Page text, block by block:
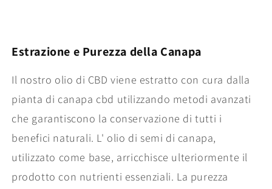
Estrazione e Purezza della Canapa
Il nostro olio di CBD viene estratto con cura dalla
pianta di canapa cbd utilizzando metodi avanzati
che garantiscono la conservazione di tutti i
benefici naturali. L' olio di semi di canapa,
utilizzato come base, arricchisce ulteriormente il
prodotto con nutrienti essenziali. La purezza